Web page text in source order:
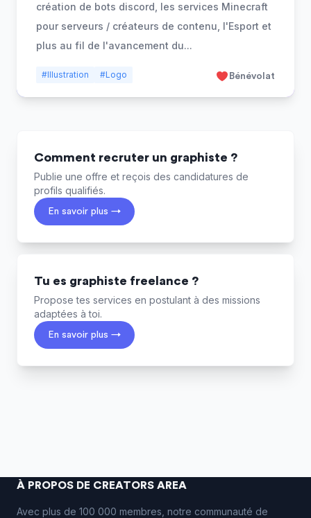
création de bots discord, les services Minecraft
pour serveurs / créateurs de contenu, l'Esport et
plus au fil de l'avancement du...
#Illustration #Logo Bénévolat
Comment recruter un graphiste ?
Publie une offre et reçois des candidatures de
profils qualifiés.
En savoir plus →
Tu es graphiste freelance ?
Propose tes services en postulant à des missions
adaptées à toi.
En savoir plus →
À PROPOS DE CREATORS AREA
Avec plus de 100 000 membres, notre communauté de